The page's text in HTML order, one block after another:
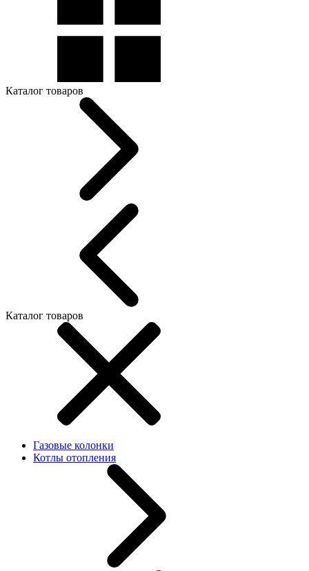
Каталог товаров
Каталог товаров
Газовые колонки
Котлы отопления